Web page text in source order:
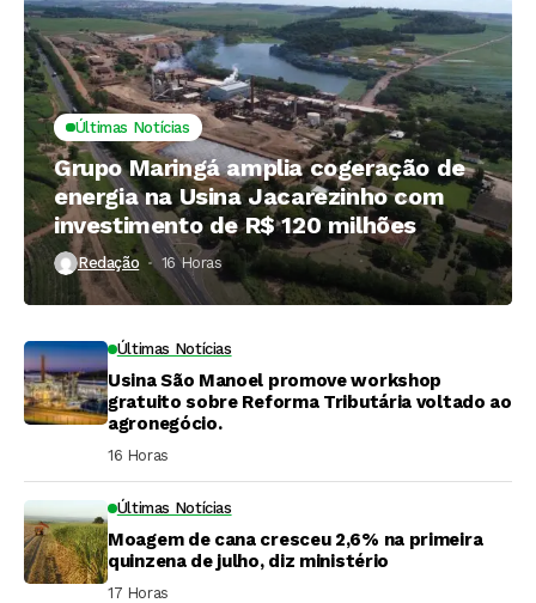
Últimas Notícias
Grupo Maringá amplia cogeração de
energia na Usina Jacarezinho com
investimento de R$ 120 milhões
Redação 16 Horas ⁮
Últimas Notícias
Usina São Manoel promove workshop
gratuito sobre Reforma Tributária voltado ao
agronegócio.
16 Horas ⁮
Últimas Notícias
Moagem de cana cresceu 2,6% na primeira
quinzena de julho, diz ministério
17 Horas ⁮